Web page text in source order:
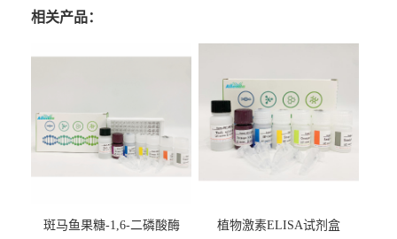
相关产品：
斑马鱼果糖-1,6-二磷酸酶
植物激素ELISA试剂盒